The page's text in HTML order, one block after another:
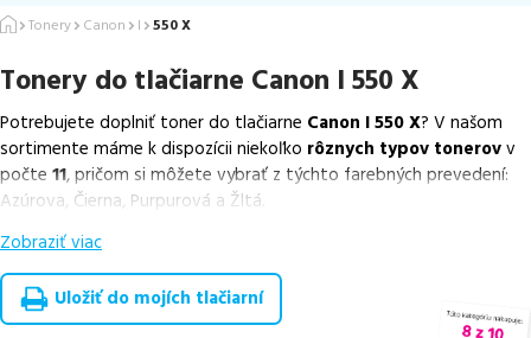
Tonery Canon I 550 X
Tonery do tlačiarne Canon I 550 X
Potrebujete doplniť toner do tlačiarne Canon I 550 X? V našom
sortimente máme k dispozícii niekoľko rôznych typov tonerovv
počte 11, pričom si môžete vybrať z týchto farebných prevedení:
Azúrova, Čierna, Purpurová a Žltá.
Z uvedeného množstva dostupných náplní
náplnev počte4ks, ako ajcenovo výhodnejšie alternatívy,
ktoré plne zachovávajú kvalitu tlače
overené náhrady v rôznych triedach
, medzi ktoré patríšpičková
Zobraziť viac
Uložiť do mojích tlačiarní